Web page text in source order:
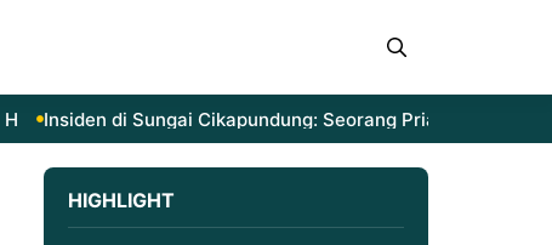
Insiden di Sungai Cikapundung: Seorang Pria Hanyut
HIGHLIGHT